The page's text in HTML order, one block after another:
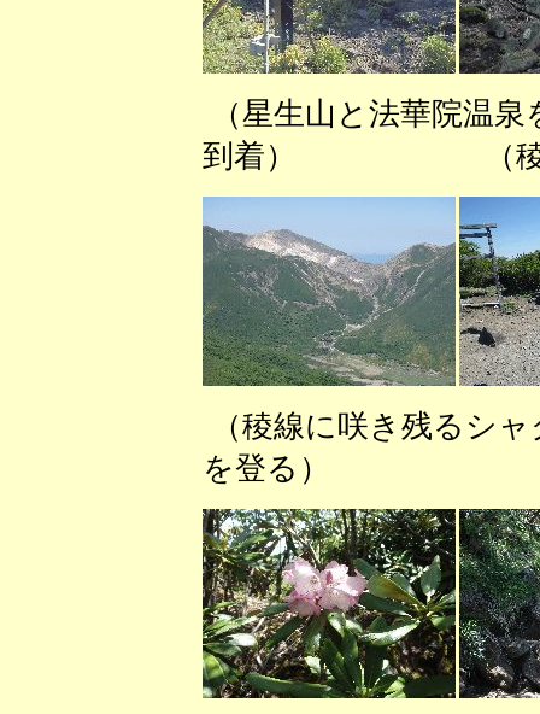
（星生山と法華院
到着） （稜線を
（稜線に咲き残る
を登る） （